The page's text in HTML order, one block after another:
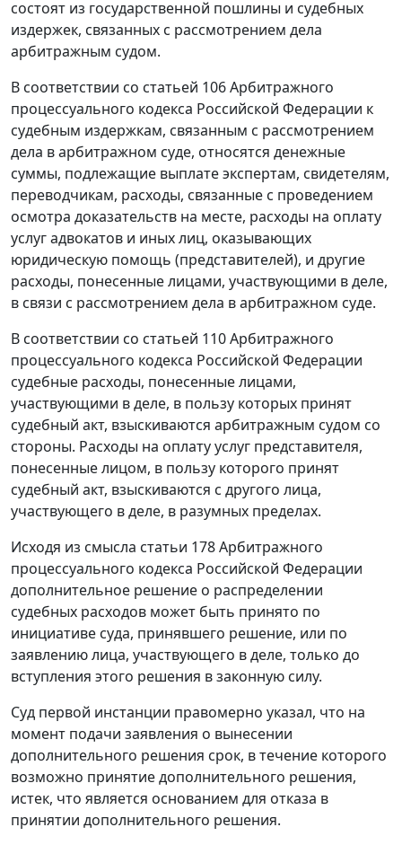
состоят из государственной пошлины и судебных
издержек, связанных с рассмотрением дела
арбитражным судом.
В соответствии со статьей 106Арбитражного
процессуального кодекса Российской Федерации к
судебным издержкам, связанным с рассмотрением
дела в арбитражном суде, относятся денежные
суммы, подлежащие выплате экспертам, свидетелям,
переводчикам, расходы, связанные с проведением
осмотра доказательств на месте, расходы на оплату
услуг адвокатов и иных лиц, оказывающих
юридическую помощь (представителей), и другие
расходы, понесенные лицами, участвующими в деле,
в связи с рассмотрением дела в арбитражном суде.
В соответствии со статьей 110Арбитражного
процессуального кодекса Российской Федерации
судебные расходы, понесенные лицами,
участвующими в деле, в пользу которых принят
судебный акт, взыскиваются арбитражным судом со
стороны. Расходы на оплату услуг представителя,
понесенные лицом, в пользу которого принят
судебный акт, взыскиваются с другого лица,
участвующего в деле, в разумных пределах.
Исходя из смысла статьи 178Арбитражного
процессуального кодекса Российской Федерации
дополнительное решение о распределении
судебных расходов может быть принято по
инициативе суда, принявшего решение, или по
заявлению лица, участвующего в деле, только до
вступления этого решения в законную силу.
Суд первой инстанции правомерно указал, что на
момент подачи заявления о вынесении
дополнительного решения срок, в течение которого
возможно принятие дополнительного решения,
истек, что является основанием для отказа в
принятии дополнительного решения.